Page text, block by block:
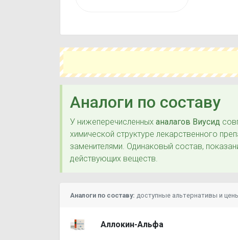
Аналоги по составу
У нижеперечисленных аналагов Виусид
химической структуре лекарственного
заменителями. Одинаковый состав,
действующих веществ.
Аналоги по составу: доступные альтернативы и
Аллокин-Альфа